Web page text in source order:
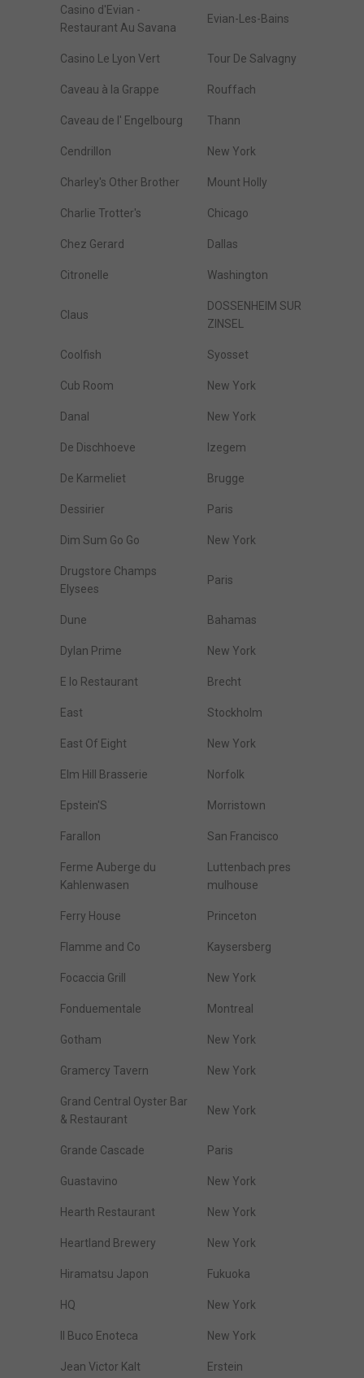
Casino d'Evian -
Restaurant Au Savana
Evian-Les-Bains
Casino Le Lyon Vert Tour De Salvagny
Caveau à la Grappe Rouffach
Caveau de l' Engelbourg Thann
Cendrillon New York
Charley's Other Brother Mount Holly
Charlie Trotter's Chicago
Chez Gerard Dallas
Citronelle Washington
Claus
DOSSENHEIM SUR
ZINSEL
Coolfish Syosset
Cub Room New York
Danal New York
De Dischhoeve Izegem
De Karmeliet Brugge
Dessirier Paris
Dim Sum Go Go New York
Drugstore Champs
Elysees
Paris
Dune Bahamas
Dylan Prime New York
E Io Restaurant Brecht
East Stockholm
East Of Eight New York
Elm Hill Brasserie Norfolk
Epstein'S Morristown
Farallon San Francisco
Ferme Auberge du
Kahlenwasen
Luttenbach pres
mulhouse
Ferry House Princeton
Flamme and Co Kaysersberg
Focaccia Grill New York
Fonduementale Montreal
Gotham New York
Gramercy Tavern New York
Grand Central Oyster Bar
& Restaurant
New York
Grande Cascade Paris
Guastavino New York
Hearth Restaurant New York
Heartland Brewery New York
Hiramatsu Japon Fukuoka
HQ New York
Il Buco Enoteca New York
Jean Victor Kalt Erstein